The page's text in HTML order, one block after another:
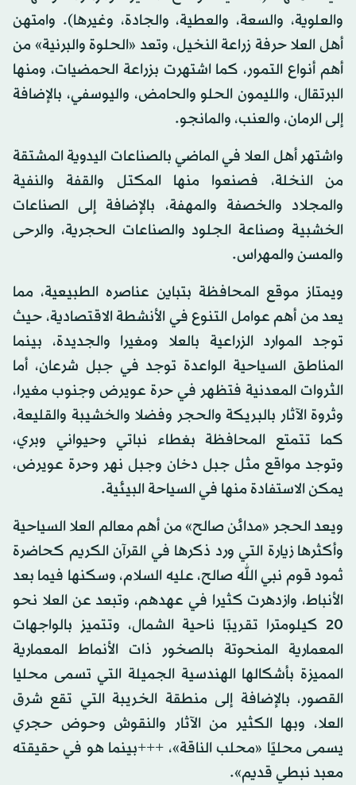
والعلوية، والسعة، والعطية، والجادة، وغيرها). وامتهن
أهل العلا حرفة زراعة النخيل، وتعد «الحلوة والبرنية» من
أهم أنواع التمور، كما اشتهرت بزراعة الحمضيات، ومنها
البرتقال، والليمون الحلو والحامض، واليوسفي، بالإضافة
إلى الرمان، والعنب، والمانجو.
واشتهر أهل العلا في الماضي بالصناعات اليدوية المشتقة
من النخلة، فصنعوا منها المكتل والقفة والنفية
والمجلاد والخصفة والمهفة، بالإضافة إلى الصناعات
الخشبية وصناعة الجلود والصناعات الحجرية، والرحى
والمسن والمهراس.
ويمتاز موقع المحافظة بتباين عناصره الطبيعية، مما
يعد من أهم عوامل التنوع في الأنشطة الاقتصادية، حيث
توجد الموارد الزراعية بالعلا ومغيرا والجديدة، بينما
المناطق السياحية الواعدة توجد في جبل شرعان، أما
الثروات المعدنية فتظهر في حرة عويرض وجنوب مغيرا،
وثروة الآثار بالبريكة والحجر وفضلا والخشيبة والقليعة،
كما تتمتع المحافظة بغطاء نباتي وحيواني وبري،
وتوجد مواقع مثل جبل دخان وجبل نهر وحرة عويرض،
يمكن الاستفادة منها في السياحة البيئية.
ويعد الحجر «مدائن صالح» من أهم معالم العلا السياحية
وأكثرها زيارة التي ورد ذكرها في القرآن الكريم كحاضرة
ثمود قوم نبي الله صالح، عليه السلام، وسكنها فيما بعد
الأنباط، وازدهرت كثيرا في عهدهم، وتبعد عن العلا نحو
20 كيلومترا تقريبًا ناحية الشمال، وتتميز بالواجهات
المعمارية المنحوتة بالصخور ذات الأنماط المعمارية
المميزة بأشكالها الهندسية الجميلة التي تسمى محليا
القصور، بالإضافة إلى منطقة الخريبة التي تقع شرق
العلا، وبها الكثير من الآثار والنقوش وحوض حجري
يسمى محليًا «محلب الناقة»، +++بينما هو في حقيقته
معبد نبطي قديم».